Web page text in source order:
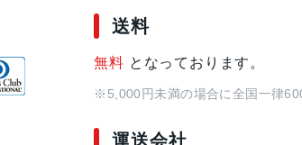
送料
無料 となっております。
※5,000円未満の場合に全国一律
運送会社